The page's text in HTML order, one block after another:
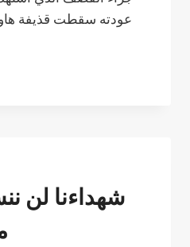
عودته سقطت قذيفة
شهداءنا لن